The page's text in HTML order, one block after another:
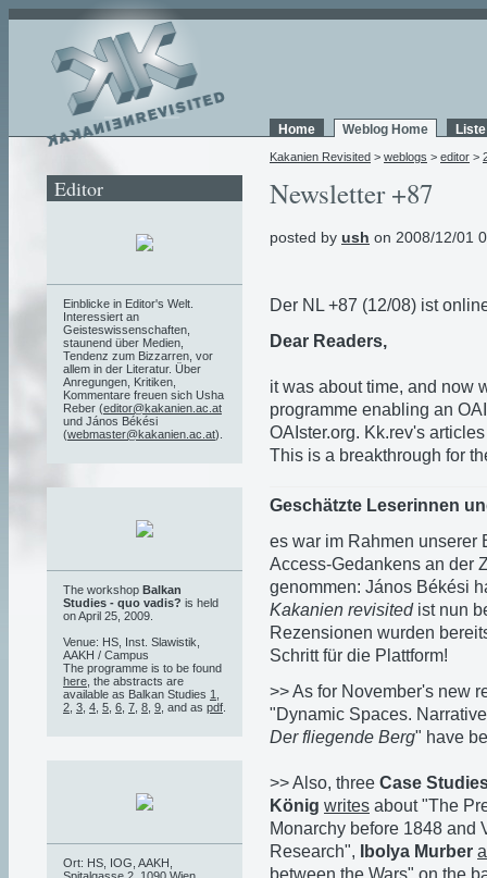
Home Weblog Home
Kakanien Revisited > weblogs > editor >
Newsletter +87
posted by ush on 2008/12/01
Der NL +87 (12/08) ist
Dear Readers,
it was about time, and now
programme enabling an
OAIster.org. Kk.rev's
This is a breakthrough for
Geschätzte Leserinnen
es war im Rahmen unserer
Access-Gedankens an der
genommen: János Békési
Kakanien revisitedist nun
Rezensionen wurden
Schritt für die Plattform!
>> As for November's new
"Dynamic Spaces.
Der fliegende Berg" have
>> Also, three Case
König writes about "The
Monarchy before 1848 and
Research",
Ibolya Murber
between the Wars" on the
Editor
Einblicke in Editor's Welt.
Interessiert an
Geisteswissenschaften,
staunend über Medien,
Tendenz zum Bizzarren, vor
allem in der Literatur. Über
Anregungen, Kritiken,
Kommentare freuen sich Usha
Reber (editor@kakanien.ac.at
und János Békési
(webmaster@kakanien.ac.at).
The workshop Balkan
Studies - quo vadis? is held
on April 25, 2009.
Venue: HS, Inst. Slawistik,
AAKH / Campus
The programme is to be found
here , the abstracts are
available as Balkan Studies 1
2 3 4 5 6 7 8 9 , and as pdf
Ort: HS, IOG, AAKH,